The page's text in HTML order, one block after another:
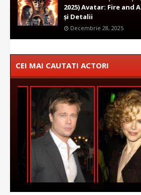
2025) Avatar: Fire
și Detalii
Decembrie 28, 2025
CEI MAI CAUTATI ACTORI